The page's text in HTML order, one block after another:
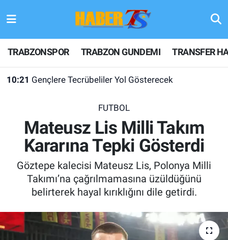
TRABZONSPOR TRABZON GUNDEMI TRANSFER
10:21 Gençlere Tecrübeliler Yol Gösterecek
FUTBOL
Mateusz Lis Milli Takım
Kararına Tepki Gösterdi
Göztepe kalecisi Mateusz Lis, Polonya Milli
Takımı’na çağrılmamasına üzüldüğünü
belirterek hayal kırıklığını dile getirdi.
TRABZONSPOR
TRABZON GUNDEMI
KULİS MEYDANI
1461 TRABZON
FUTBOL
ALT LIGLER
Hava Durumu
Trafik Durumu
Son Dakika Haberleri
Haber Arşivi